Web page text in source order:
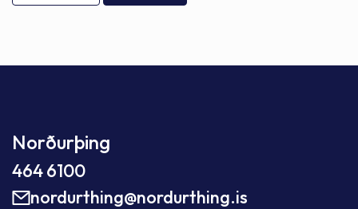
Norðurþing
464 6100
nordurthing@nordurthing.is